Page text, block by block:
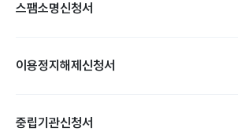
스팸소명신청서
이용정지해제신청서
중립기관신청서